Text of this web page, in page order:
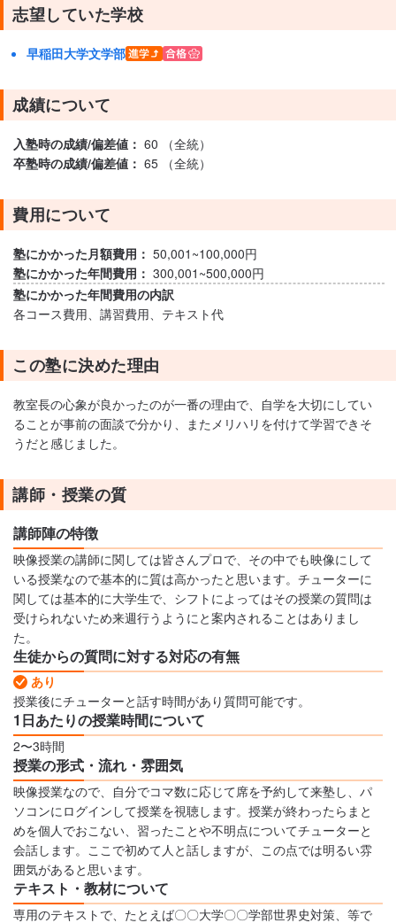
志望していた学校
早稲田大学文学部
成績について
入塾時の成績/偏差値： 60 （全統）
卒塾時の成績/偏差値： 65 （全統）
費用について
塾にかかった月額費用： 50,001~100,000円
塾にかかった年間費用： 300,001~500,000円
塾にかかった年間費用の内訳
各コース費用、講習費用、テキスト代
この塾に決めた理由
教室長の心象が良かったのが一番の理由で、自学を大切にしてい
ることが事前の面談で分かり、またメリハリを付けて学習できそ
うだと感じました。
講師・授業の質
講師陣の特徴
映像授業の講師に関しては皆さんプロで、その中でも映像にして
いる授業なので基本的に質は高かったと思います。チューターに
関しては基本的に大学生で、シフトによってはその授業の質問は
受けられないため来週行うようにと案内されることはありまし
た。
生徒からの質問に対する対応の有無
あり
授業後にチューターと話す時間があり質問可能です。
1日あたりの授業時間について
2〜3時間
授業の形式・流れ・雰囲気
映像授業なので、自分でコマ数に応じて席を予約して来塾し、パ
ソコンにログインして授業を視聴します。授業が終わったらまと
めを個人でおこない、習ったことや不明点についてチューターと
会話します。ここで初めて人と話しますが、この点では明るい雰
囲気があると思います。
テキスト・教材について
専用のテキストで、たとえば〇〇大学〇〇学部世界史対策、等で